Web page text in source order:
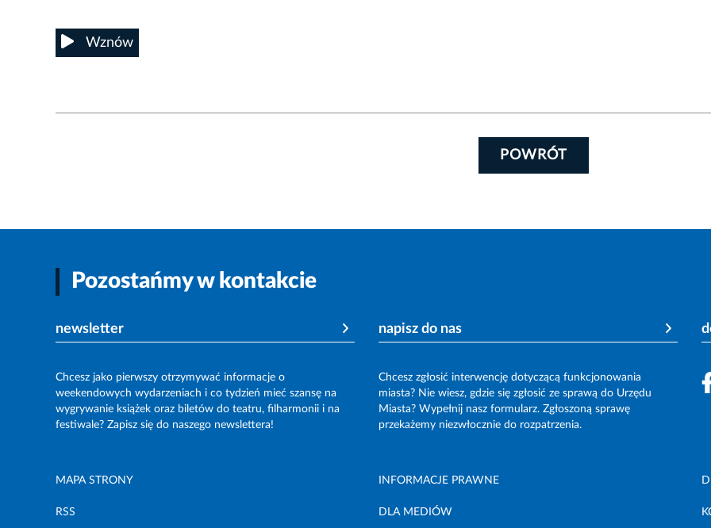
Wznów
POWRÓT
Pozostańmy w kontakcie
newsletter
Chcesz jako pierwszy otrzymywać informacje o
weekendowych wydarzeniach i co tydzień mieć szansę na
wygrywanie książek oraz biletów do teatru, filharmonii i na
festiwale? Zapisz się do naszego newslettera!
napisz do nas
Chcesz zgłosić interwencję dotyczącą funkcjonowania
miasta? Nie wiesz, gdzie się zgłosić ze sprawą do Urzędu
Miasta? Wypełnij nasz formularz. Zgłoszoną sprawę
przekażemy niezwłocznie do rozpatrzenia.
MAPA STRONY INFORMACJE PRAWNE
RSS DLA MEDIÓW